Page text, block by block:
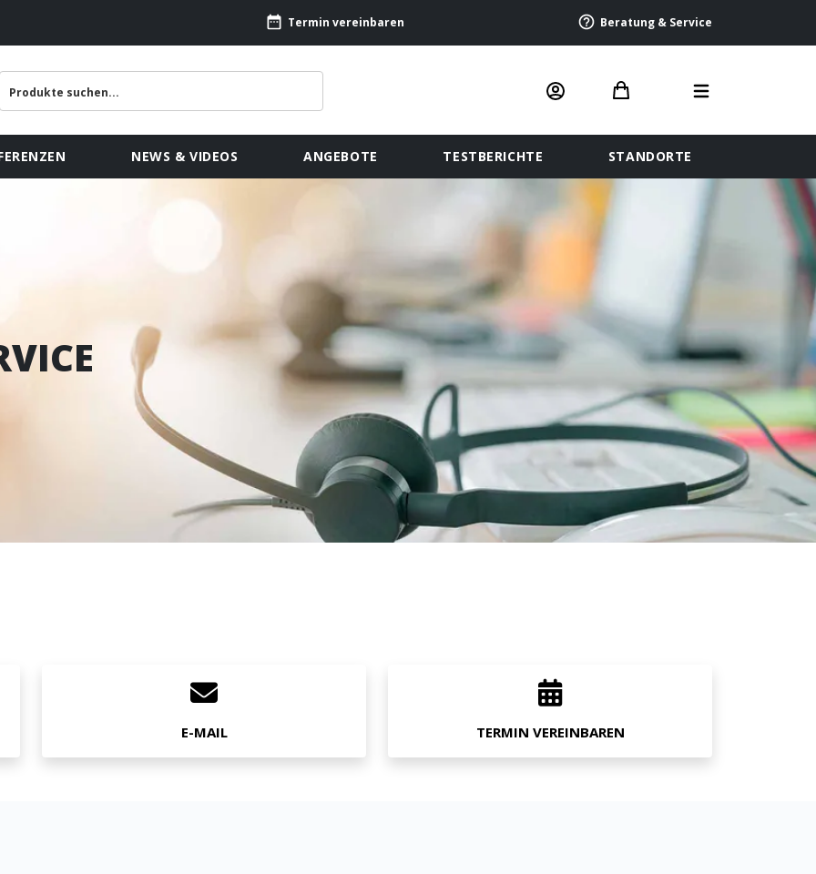
Termin vereinbaren Beratung & Service
NEWS & VIDEOS ANGEBOTE TESTBERICHTE STANDORTE
E-MAIL TERMIN VEREINBAREN